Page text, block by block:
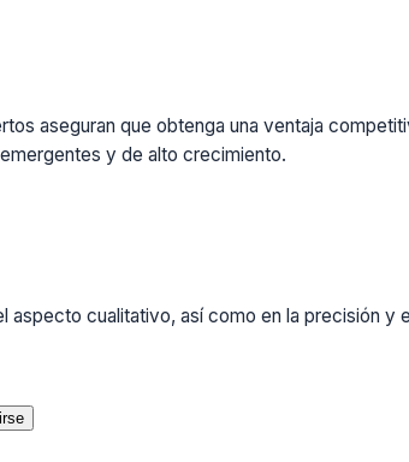
aseguran que obtenga una ventaja
y de alto crecimiento.
aspecto cualitativo, así como en la precisión y